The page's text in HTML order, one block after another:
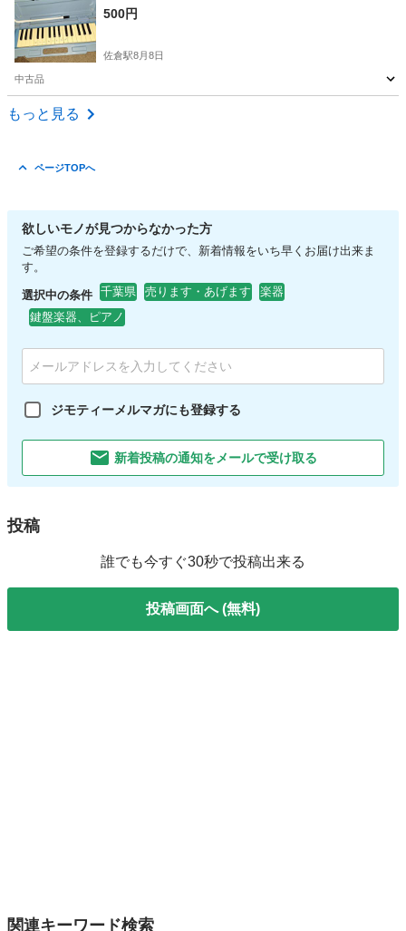
500円
佐倉駅8月8日
中古品
千葉 佐倉市
もっと見る
ページTOPへ
欲しいモノが見つからなかった方
ご希望の条件を登録するだけで、新着情報をいち早くお届け出来ま
す。
選択中の条件 千葉県 売ります・あげます
楽器
鍵盤楽器、ピアノ
ジモティーメルマガにも登録する
新着投稿の通知をメールで受け取る
投稿
誰でも今すぐ30秒で投稿出来る
投稿画面へ (無料)
関連キーワード検索